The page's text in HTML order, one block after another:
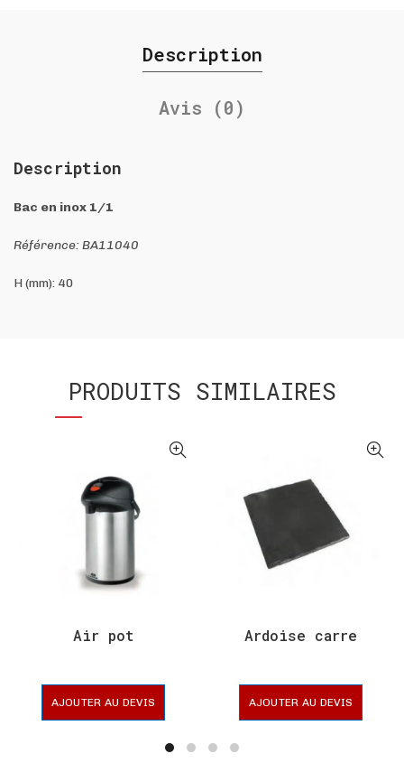
Description
Avis (0)
Description
Bac en inox 1/1
Référence: BA11040
H (mm): 40
PRODUITS SIMILAIRES
Air pot
AJOUTER AU DEVIS
Ardoise carre
AJOUTER AU DEVIS